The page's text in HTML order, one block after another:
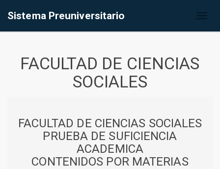
Sistema Preuniversitario
FACULTAD DE CIENCIAS
SOCIALES
FACULTAD DE CIENCIAS SOCIALES
PRUEBA DE SUFICIENCIA
ACADEMICA
CONTENIDOS POR MATERIAS